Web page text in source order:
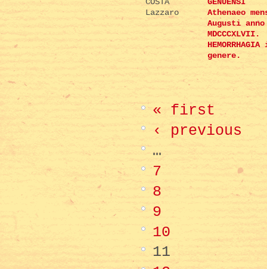
Lazzaro
Athenaeo
Augusti anno
MDCCCXLVII.
genere.
« first
‹ previous
…
7
8
9
10
11